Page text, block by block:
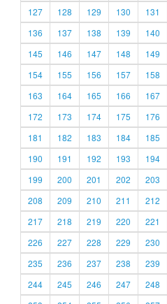
127
128 129 130 131
136
137 138 139 140
145
146 147 148 149
154
155 156 157 158
163
164 165 166 167
172
173 174 175 176
181
182 183 184 185
190
191 192 193 194
199
200 201 202 203
208
209 210 211 212
217
218 219 220 221
226
227 228 229 230
235
236 237 238 239
244
245 246 247 248